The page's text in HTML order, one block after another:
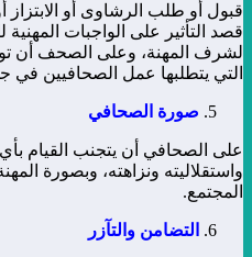
قبول أو طلب الرشاوى أو الابتزاز
قصد التأثير على الواجبات
لشرف المهنة، وعلى الصحف أن
التي يتطلبها عمل الصحافيين في
صورة الصحافي
على الصحافي أن يتجنب القيام
واستقلاليته ونزاهته، وبصورة
المجتمع.
التضامن والتآزر